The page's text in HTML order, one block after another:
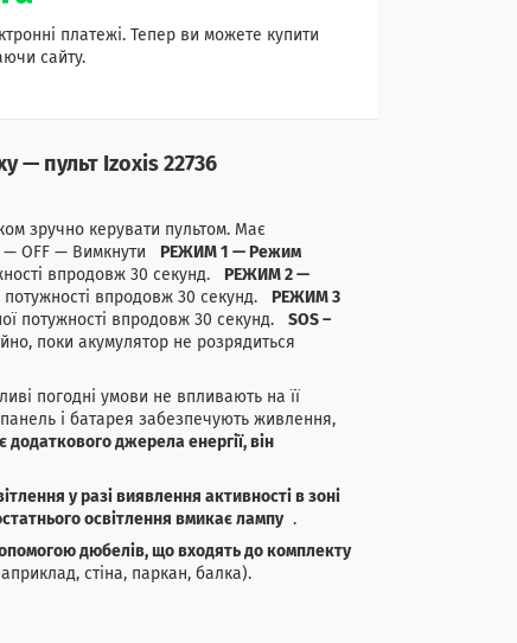
платежі. Тепер ви можете купити
сайту.
— пульт Izoxis 22736
зручно керувати пультом. Має
— OFF — Вимкнути
РЕЖИМ 1 — Режим
впродовж 30 секунд.
РЕЖИМ 2 —
впродовж 30 секунд.
РЕЖИМ 3
потужності впродовж 30 секунд. SOS –
поки акумулятор не розрядиться
погодні умови не впливають на її
і батарея забезпечують живлення,
додаткового джерела енергії, він
у разі виявлення активності в зоні
освітлення вмикає лампу.
дюбелів, що входять до комплекту
стіна, паркан, балка).